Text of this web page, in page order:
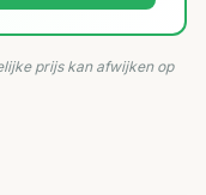
prijs kan afwijken op